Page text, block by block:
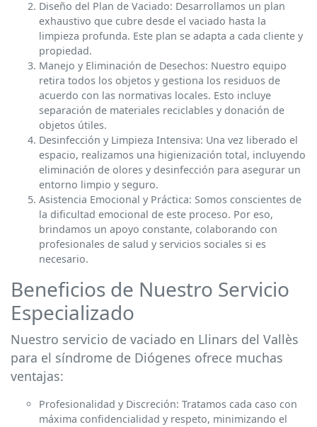
Diseño del Plan de Vaciado: Desarrollamos un plan
exhaustivo que cubre desde el vaciado hasta la
limpieza profunda. Este plan se adapta a cada cliente y
propiedad.
Manejo y Eliminación de Desechos: Nuestro equipo
retira todos los objetos y gestiona los residuos de
acuerdo con las normativas locales. Esto incluye
separación de materiales reciclables y donación de
objetos útiles.
Desinfección y Limpieza Intensiva: Una vez liberado el
espacio, realizamos una higienización total, incluyendo
eliminación de olores y desinfección para asegurar un
entorno limpio y seguro.
Asistencia Emocional y Práctica: Somos conscientes de
la dificultad emocional de este proceso. Por eso,
brindamos un apoyo constante, colaborando con
profesionales de salud y servicios sociales si es
necesario.
Beneficios de Nuestro Servicio
Especializado
Nuestro servicio de vaciado en Llinars del Vallès
para el síndrome de Diógenes ofrece muchas
ventajas:
Profesionalidad y Discreción: Tratamos cada caso con
máxima confidencialidad y respeto, minimizando el